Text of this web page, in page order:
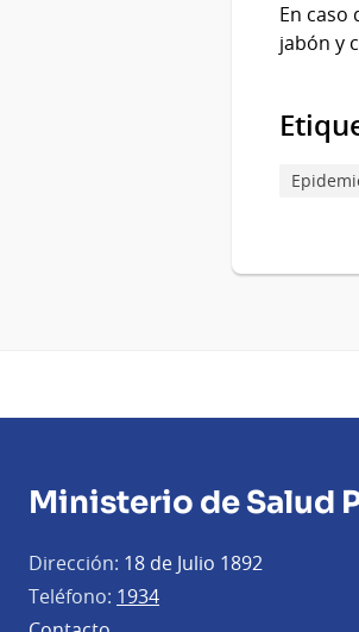
En caso
jabón y
Ministerio de Salud
Dirección: 18 de Julio 1892
Teléfono: 1934